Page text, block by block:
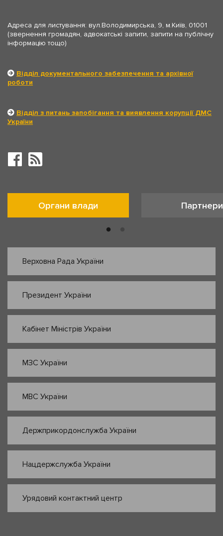
Адреса для листування: вул.Володимирська, 9, м.Київ, 01001
(звернення громадян, адвокатські запити, запити на публічну
інформацію тощо)
Відділ документального забезпечення та архівної
роботи
Відділ з питань запобігання та виявлення корупції ДМС
України
Органи влади Партнери
Верховна Рада України
Президент України
Кабінет Міністрів України
МЗС України
МВС України
Держприкордонслужба України
Нацдержслужба України
Урядовий контактний центр